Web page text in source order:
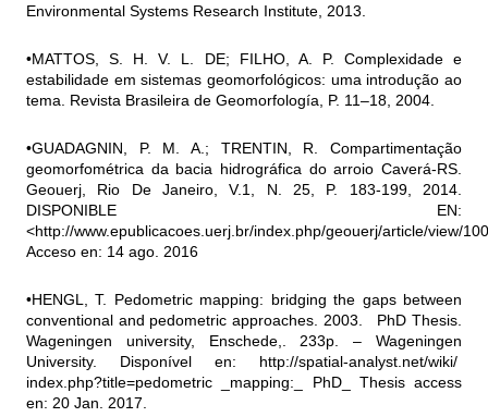
Environmental Systems Research Institute, 2013.
•MATTOS, S. H. V. L. DE; FILHO, A. P. Complexidade e
estabilidade em sistemas geomorfológicos: uma introdução ao
tema. Revista Brasileira de Geomorfología, P. 11–18, 2004.
•GUADAGNIN, P. M. A.; TRENTIN, R. Compartimentação
geomorfométrica da bacia hidrográfica do arroio Caverá-RS.
Geouerj, Rio De Janeiro, V.1, N. 25, P. 183-199, 2014.
DISPONIBLE EN:
<http://www.epublicacoes.uerj.br/index.php/geouerj/article/view/
Acceso en: 14 ago. 2016
•HENGL, T. Pedometric mapping: bridging the gaps between
conventional and pedometric approaches. 2003. PhD Thesis.
Wageningen university, Enschede,. 233p. – Wageningen
University. Disponível en: http://spatial-analyst.net/wiki/
index.php?title=pedometric _mapping:_ PhD_ Thesis access
en: 20 Jan. 2017.